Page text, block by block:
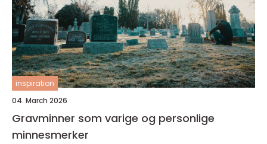
inspiration
04. March 2026
Gravminner som varige og personlige
minnesmerker